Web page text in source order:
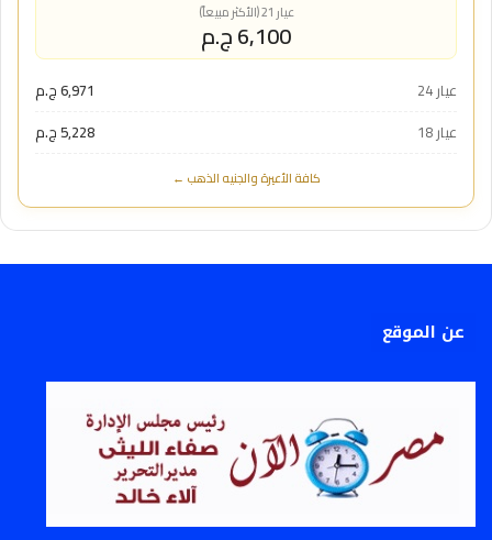
عيار 21 (الأكثر مبيعاً)
6,100 ج.م
عيار 24
6,971 ج.م
عيار 18
5,228 ج.م
كافة الأعيرة والجنيه الذهب ←
عن الموقع